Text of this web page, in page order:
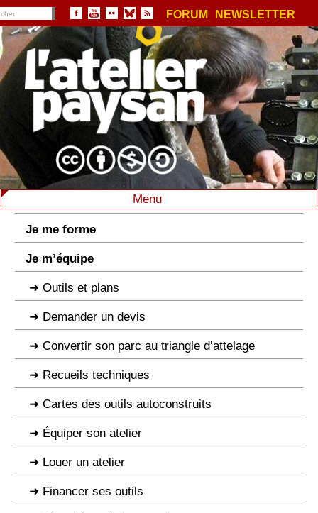
FORUM NEWSLETTER
Menu
Je me forme
Je m’équipe
Outils et plans
Demander un devis
Convertir son parc au triangle d’attelage
Recueils techniques
Cartes des outils autoconstruits
Équiper son atelier
Louer un atelier
Financer ses outils